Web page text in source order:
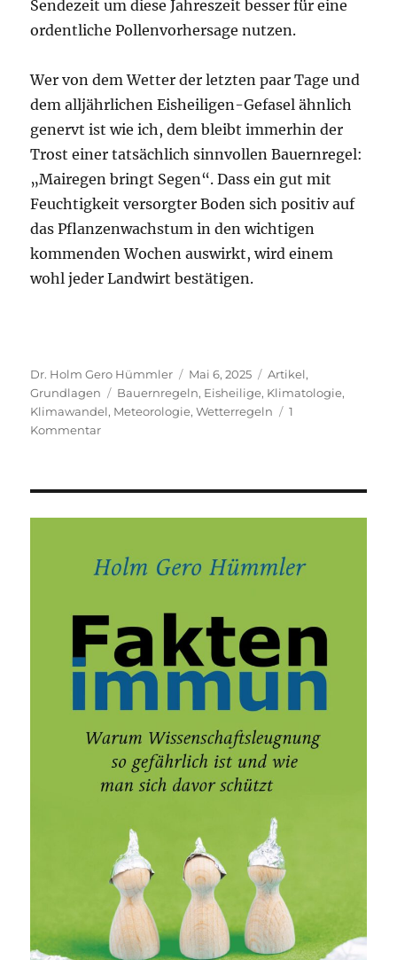
Sendezeit um diese Jahreszeit besser für eine
ordentliche Pollenvorhersage nutzen.
Wer von dem Wetter der letzten paar Tage und
dem alljährlichen Eisheiligen-Gefasel ähnlich
genervt ist wie ich, dem bleibt immerhin der
Trost einer tatsächlich sinnvollen Bauernregel:
„Mairegen bringt Segen“. Dass ein gut mit
Feuchtigkeit versorgter Boden sich positiv auf
das Pflanzenwachstum in den wichtigen
kommenden Wochen auswirkt, wird einem
wohl jeder Landwirt bestätigen.
Autor
Dr. Holm Gero Hümmler
Veröffentlicht
am
Mai 6, 2025 Kategorien
Artikel,
Grundlagen
Schlagwörter
Bauernregeln, Eisheilige, Klimatologie,
Klimawandel, Meteorologie,Wetterregeln
1
Kommentarzu